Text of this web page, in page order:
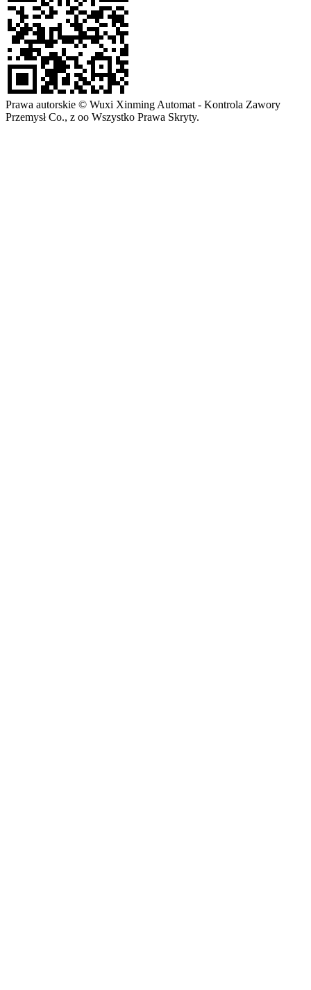
Prawa autorskie © Wuxi Xinming Automat - Kontrola Zawory
Przemysł Co., z oo Wszystko Prawa Skryty.